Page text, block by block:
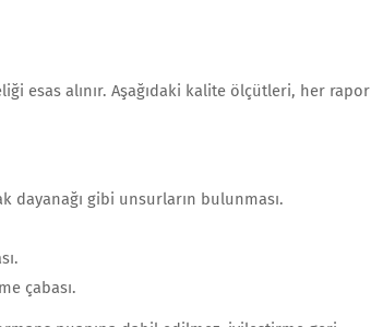
esas alınır. Aşağıdaki kalite ölçütleri, her rapor
dayanağı gibi unsurların bulunması.
çabası.